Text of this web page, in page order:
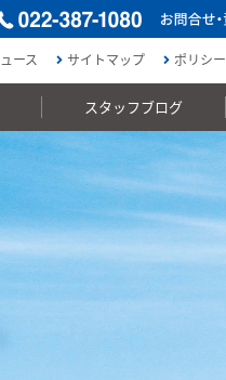
ース サイトマップ ポリシー
スタッフブログ